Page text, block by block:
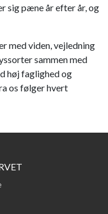
sig pæne år efter år, og
med viden, vejledning
sammen med
høj faglighed og
os følger hvert